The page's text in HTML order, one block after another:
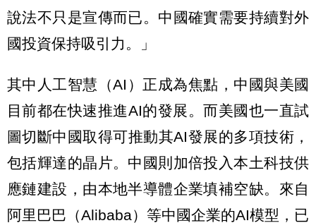
說法不只是宣傳而已。中國確實需要持續對外
國投資保持吸引力。」
其中人工智慧（AI）正成為焦點，中國與美國
目前都在快速推進AI的發展。而美國也一直試
圖切斷中國取得可推動其AI發展的多項技術，
包括輝達的晶片。中國則加倍投入本土科技供
應鏈建設，由本地半導體企業填補空缺。來自
阿里巴巴（Alibaba）等中國企業的AI模型，已